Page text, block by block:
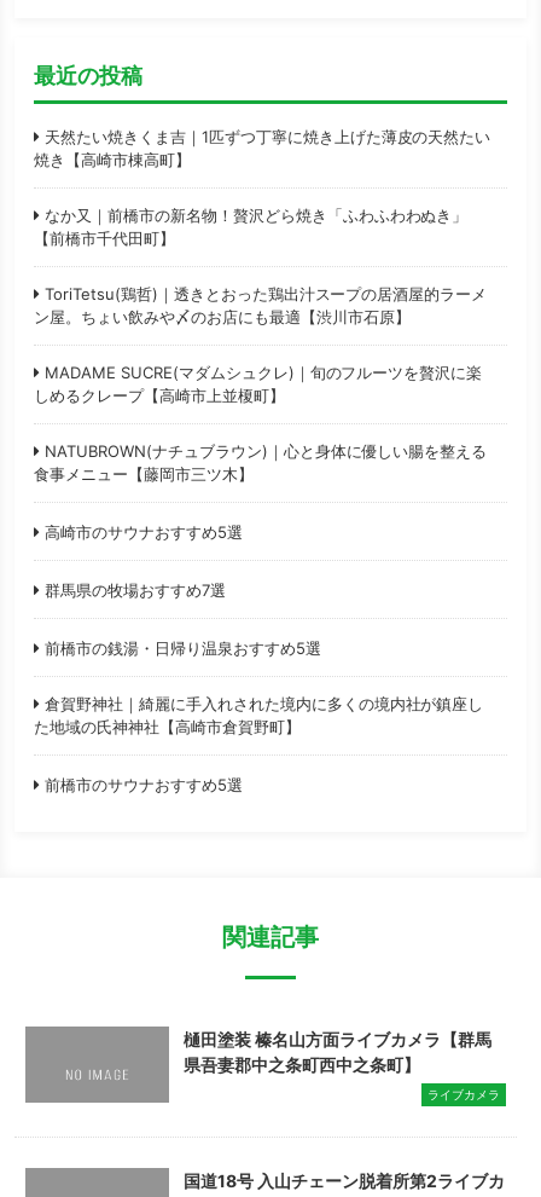
最近の投稿
天然たい焼きくま吉｜1匹ずつ丁寧に焼き上げた薄皮の天然たい
焼き【高崎市棟高町】
なか又｜前橋市の新名物！贅沢どら焼き「ふわふわわぬき」
【前橋市千代田町】
ToriTetsu(鶏哲)｜透きとおった鶏出汁スープの居酒屋的ラーメ
ン屋。ちょい飲みや〆のお店にも最適【渋川市石原】
MADAME SUCRE(マダムシュクレ)｜旬のフルーツを贅沢に楽
しめるクレープ【高崎市上並榎町】
NATUBROWN(ナチュブラウン)｜心と身体に優しい腸を整える
食事メニュー【藤岡市三ツ木】
高崎市のサウナおすすめ5選
群馬県の牧場おすすめ7選
前橋市の銭湯・日帰り温泉おすすめ5選
倉賀野神社｜綺麗に手入れされた境内に多くの境内社が鎮座し
た地域の氏神神社【高崎市倉賀野町】
前橋市のサウナおすすめ5選
関連記事
樋田塗装 榛名山方面ライブカメラ【群馬
県吾妻郡中之条町西中之条町】
ライブカメラ
国道18号 入山チェーン脱着所第2ライブカ